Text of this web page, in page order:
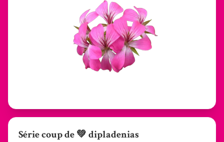
Série coup de 💚 dipladenias